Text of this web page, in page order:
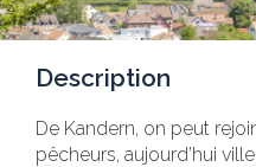
Description
De Kandern, on peut
pêcheurs, aujourd’hui